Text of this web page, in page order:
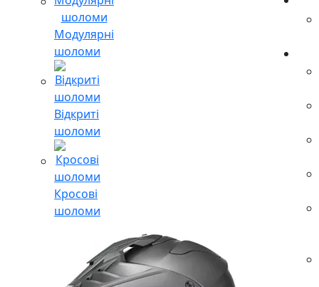
Модулярні
шоломи
Відкриті
шоломи
Кросові
шоломи